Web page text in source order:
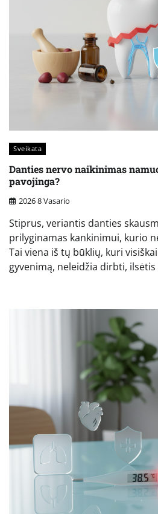
Sveikata
Danties nervo naikinimas
pavojinga?
2026 8 Vasario
Stiprus, veriantis danties
prilyginamas kankinimui, kurio
Tai viena iš tų būklių, kuri
gyvenimą, neleidžia dirbti,